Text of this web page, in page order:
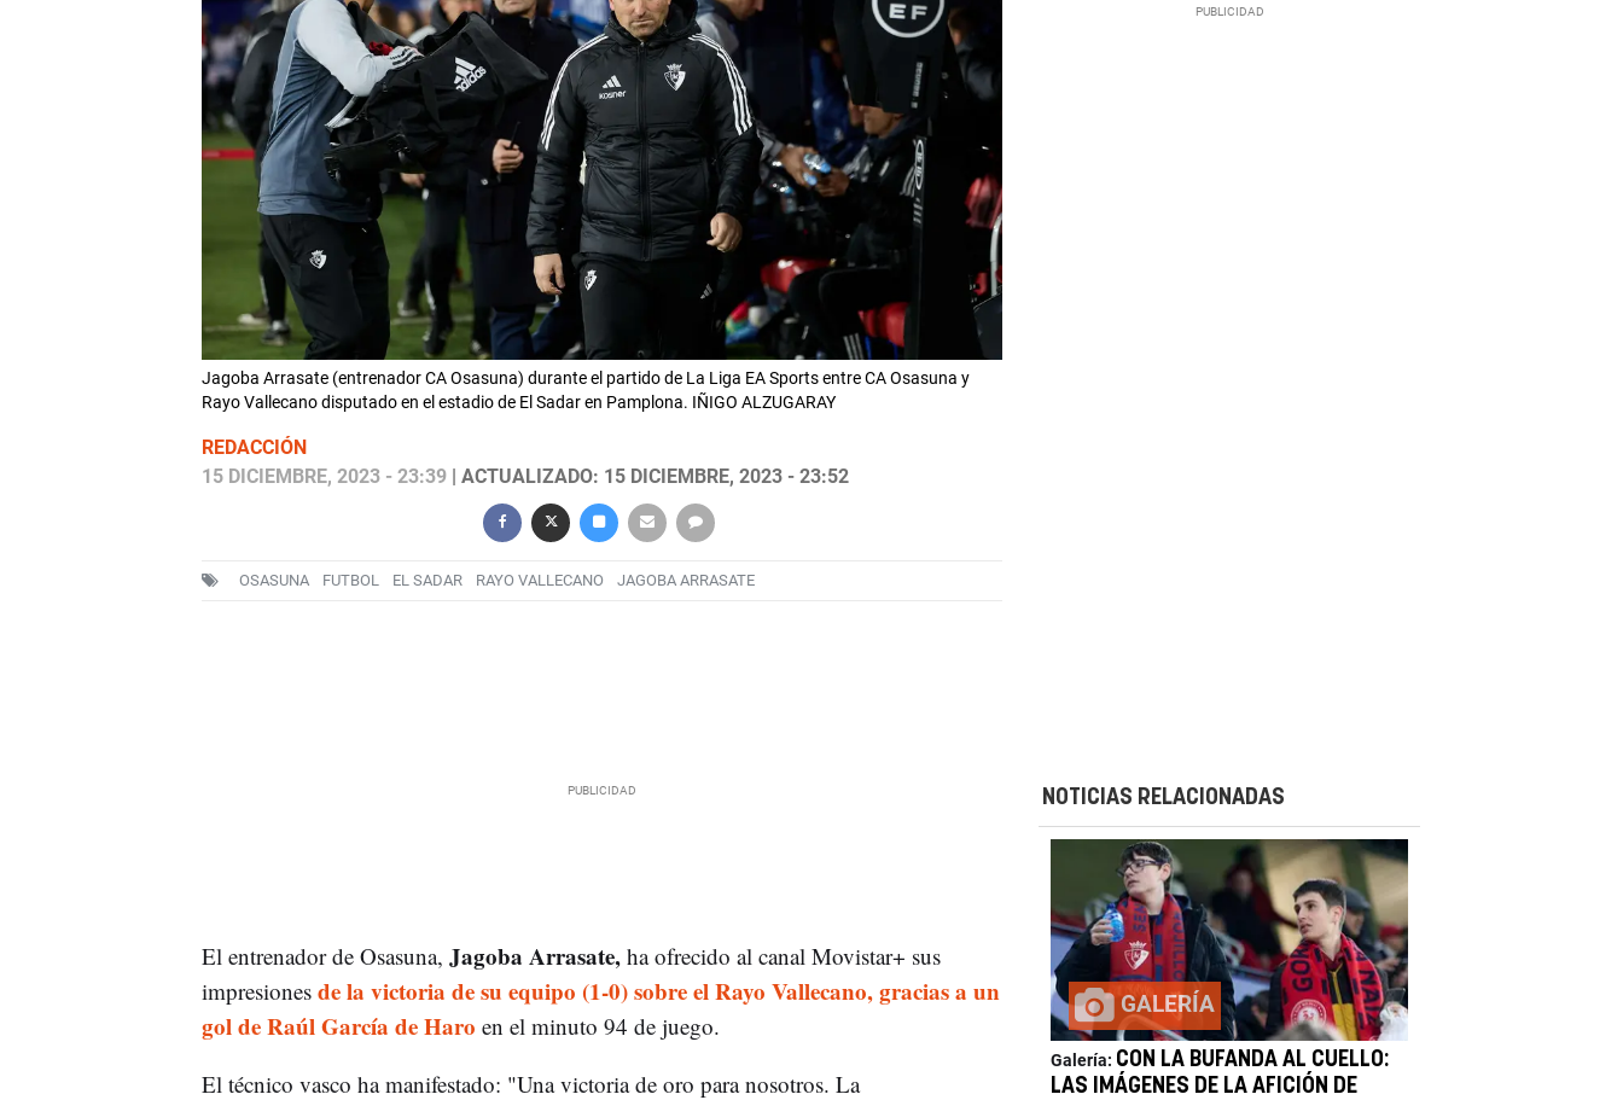
Jagoba Arrasate (entrenador CA Osasuna) durante el partido de La Liga EA Sports entre CA Osasuna y
Rayo Vallecano disputado en el estadio de El Sadar en Pamplona. IÑIGO ALZUGARAY
REDACCIÓN
15 DICIEMBRE, 2023 - 23:39| ACTUALIZADO: 15 DICIEMBRE, 2023 - 23:52
OSASUNA FUTBOL EL SADAR RAYO VALLECANO JAGOBA ARRASATE
El entrenador de Osasuna, Jagoba Arrasate,ha ofrecido al canal Movistar+ sus
impresiones de la victoria de su equipo (1-0) sobre el Rayo Vallecano, gracias a un
gol de Raúl García de Haro en el minuto 94 de juego.
El técnico vasco ha manifestado: "Una victoria de oro para nosotros. La
NOTICIAS RELACIONADAS
GALERÍA
Galería: CON LA BUFANDA AL CUELLO:
LAS IMÁGENES DE LA AFICIÓN DE